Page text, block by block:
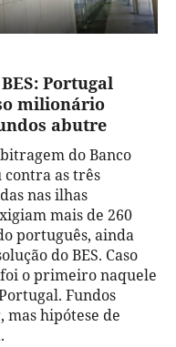
Portugal
milionário
abutre
do Banco
as três
nas ilhas
mais de 260
português, ainda
do BES. Caso
o primeiro naquele
Fundos
hipótese de